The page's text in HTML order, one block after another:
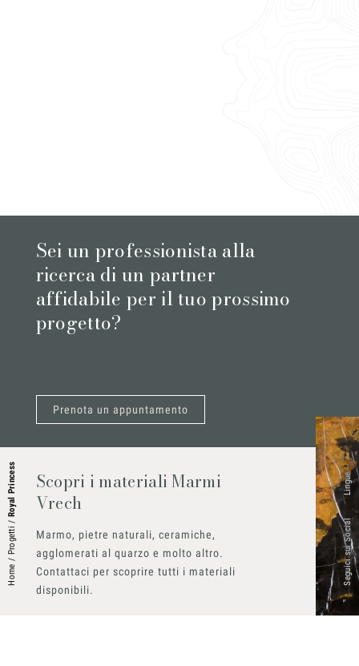
Home
/
Progetti
/
Royal Princess
Seguici sui Social
Lingue
Sei un professionista alla
ricerca di un partner
affidabile per il tuo prossimo
progetto?
Prenota un appuntamento
Scopri i materiali Marmi
Vrech
Marmo, pietre naturali, ceramiche,
agglomerati al quarzo e molto altro.
Contattaci per scoprire tutti i materiali
disponibili.